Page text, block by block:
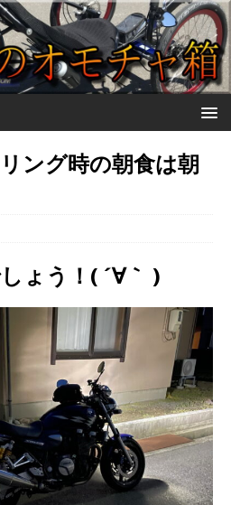
ング時の朝食は朝
ょう！( ´∀｀ )